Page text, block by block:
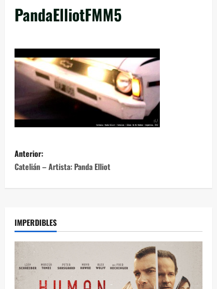
PandaElliotFMM5
Anterior:
Catelián – Artista: Panda Elliot
IMPERDIBLES